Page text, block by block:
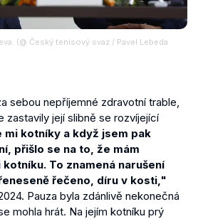
(@ Český tenisový svaz / Pavel Lebeda
sebou nepříjemné zdravotní trable,
zastavily její slibně se rozvíjející
mi kotníky a když jsem pak
přišlo se na to, že mám
To znamená narušení
řečeno, díru v kosti,"
Pauza byla zdánlivě nekonečná
mohla hrát. Na jejím kotníku prý